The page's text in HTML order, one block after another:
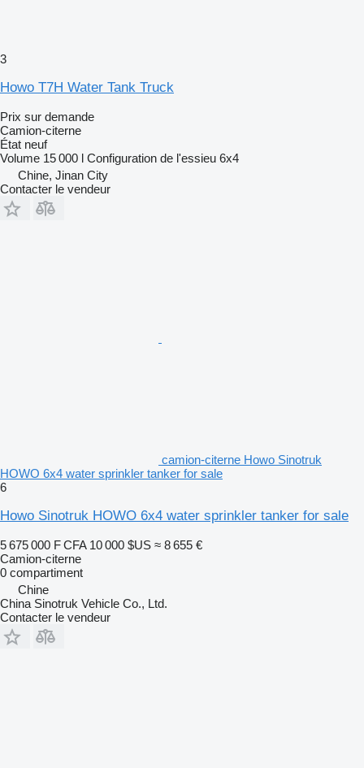
3
Howo T7H Water Tank Truck
Prix sur demande
Camion-citerne
État neuf
Volume 15 000 l Configuration de l'essieu 6x4
Chine, Jinan City
Contacter le vendeur
camion-citerne Howo Sinotruk
HOWO 6x4 water sprinkler tanker for sale
6
Howo Sinotruk HOWO 6x4 water sprinkler tanker for sale
5 675 000 F CFA 10 000 $US ≈ 8 655 €
Camion-citerne
0 compartiment
Chine
China Sinotruk Vehicle Co., Ltd.
Contacter le vendeur